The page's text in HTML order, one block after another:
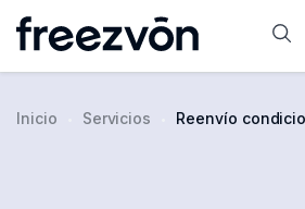
Inicio Servicios Reenvío